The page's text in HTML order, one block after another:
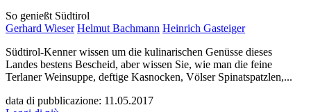
So genießt Südtirol
Gerhard Wieser Helmut Bachmann Heinrich Gasteiger
Südtirol-Kenner wissen um die kulinarischen Genüsse dieses
Landes bestens Bescheid, aber wissen Sie, wie man die feine
Terlaner Weinsuppe, deftige Kasnocken, Völser Spinatspatzlen,...
data di pubblicazione: 11.05.2017